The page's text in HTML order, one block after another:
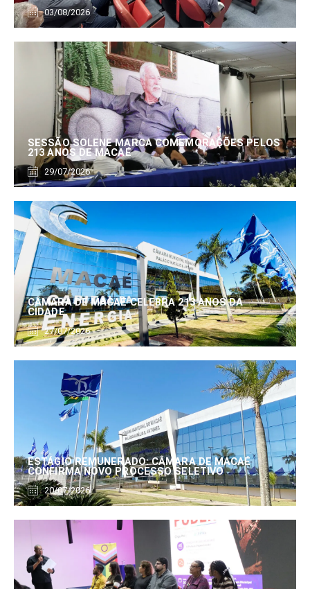
03/08/2026
SESSÃO SOLENE MARCA COMEMORAÇÕES PELOS
213 ANOS DE MACAÉ
29/07/2026
CÂMARA DE MACAÉ CELEBRA 213 ANOS DA
CIDADE
27/07/2026
ESTÁGIO REMUNERADO: CÂMARA DE MACAÉ
CONFIRMA NOVO PROCESSO SELETIVO
20/07/2026